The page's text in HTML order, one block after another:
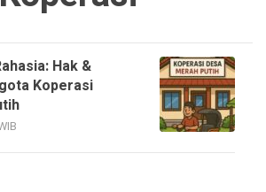
Hak &
Koperasi